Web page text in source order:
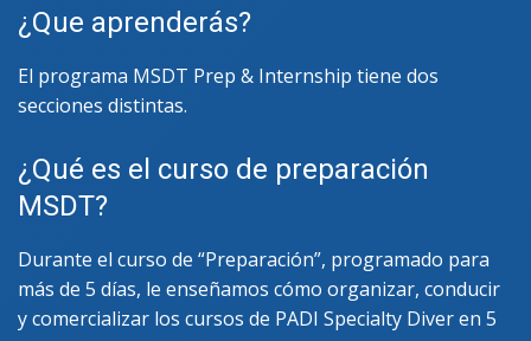
¿Que aprenderás?
El programa MSDT Prep & Internship tiene dos
secciones distintas.
¿Qué es el curso de preparación
MSDT?
Durante el curso de “Preparación”, programado para
más de 5 días, le enseñamos cómo organizar, conducir
y comercializar los cursos de PADI Specialty Diver en 5